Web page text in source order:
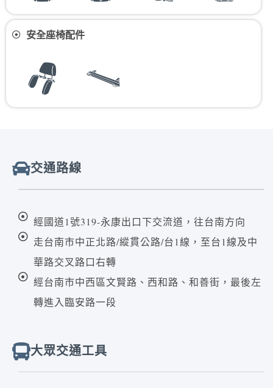
安全座椅配件
交通路線
經國道1號319-永康出口下交流道，往台南方向
走台南市中正北路/縱貫公路/台1線，至台1線及中
華路交叉路口右轉
經台南市中西區文賢路、西和路、和善街，最後左
轉進入臨安路一段
大眾交通工具